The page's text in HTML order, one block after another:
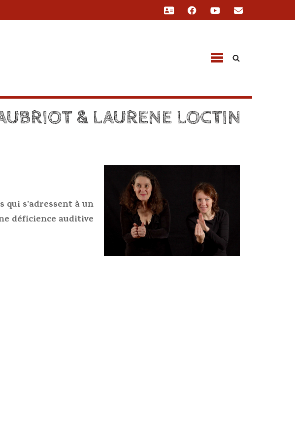
& LAURENE LOCTIN
qui s’adressent à un
déficience auditive